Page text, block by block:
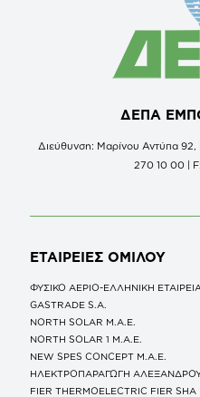
ΔΕΠΑ
Διεύθυνση: Μαρίνου Αντύπα 92,
270 10 00 |
ΕΤΑΙΡΕΙΕΣ ΟΜΙΛΟΥ
ΦΥΣΙΚΟ ΑΕΡΙΟ-ΕΛΛΗΝΙΚΗ
GASTRADE S.A.
NORTH SOLAR M.Α.Ε.
NORTH SOLAR 1 M.Α.Ε.
NEW SPES CONCEPT Μ.Α.Ε.
ΗΛΕΚΤΡΟΠΑΡΑΓΩΓΗ
FIER THERMOELECTRIC FIER SHA